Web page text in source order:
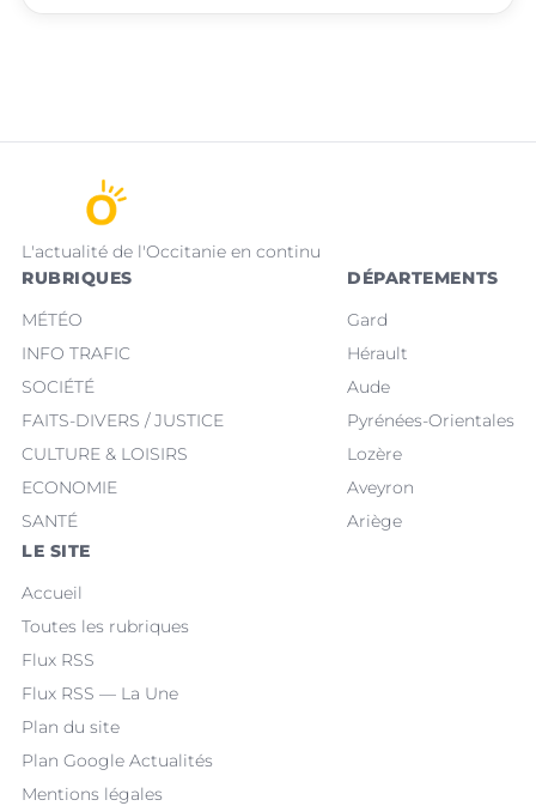
L'actualité de l'Occitanie en continu
RUBRIQUES
MÉTÉO
INFO TRAFIC
SOCIÉTÉ
FAITS-DIVERS / JUSTICE
CULTURE & LOISIRS
ECONOMIE
SANTÉ
DÉPARTEMENTS
Gard
Hérault
Aude
Pyrénées-Orientales
Lozère
Aveyron
Ariège
LE SITE
Accueil
Toutes les rubriques
Flux RSS
Flux RSS — La Une
Plan du site
Plan Google Actualités
Mentions légales